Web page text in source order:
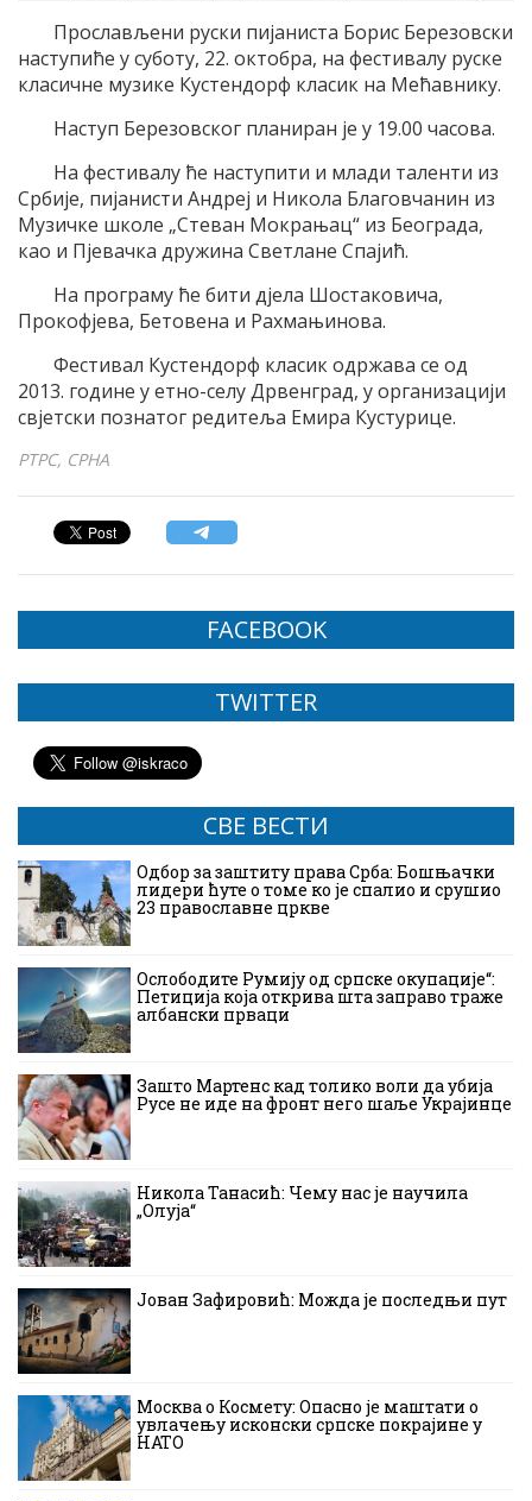
Прослављени руски пијаниста Борис Березовски
наступиће у суботу, 22. октобра, на фестивалу руске
класичне музике Кустендорф класик на Мећавнику.
Наступ Березовског планиран је у 19.00 часова.
На фестивалу ће наступити и млади таленти из
Србије, пијанисти Андреј и Никола Благовчанин из
Музичке школе „Стеван Мокрањац“ из Београда,
као и Пјевачка дружина Светлане Спајић.
На програму ће бити дјела Шостаковича,
Прокофјева, Бетовена и Рахмањинова.
Фестивал Кустендорф класик одржава се од
2013. године у етно-селу Дрвенград, у организацији
свјетски познатог редитеља Емира Кустурице.
РТРС, СРНА
FACEBOOK
TWITTER
СВЕ ВЕСТИ
Одбор за заштиту права Срба: Бошњачки
лидери ћуте о томе ко је спалио и срушио
23 православне цркве
Ослободите Румију од српске окупације“:
Петиција која открива шта заправо траже
албански прваци
Зашто Мартенс кад толико воли да убија
Русе не иде на фронт него шаље Украјинце
Никола Танасић: Чему нас је научила
„Олуја“
Јован Зафировић: Можда је последњи пут
Москва о Космету: Опасно је маштати о
увлачењу исконски српске покрајине у
НАТО